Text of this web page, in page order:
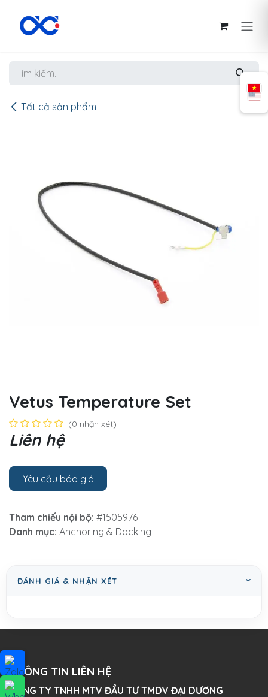
Tất cả sản phẩm
Vetus Temperature Set
(0 nhận xét)
Liên hệ
Yêu cầu báo giá
Tham chiếu nội bộ: #1505976
Danh mục: Anchoring & Docking
ĐÁNH GIÁ & NHẬN XÉT
THÔNG TIN LIÊN HỆ
CÔNG TY TNHH MTV ĐẦU TƯ TMDV ĐẠI DƯƠNG​